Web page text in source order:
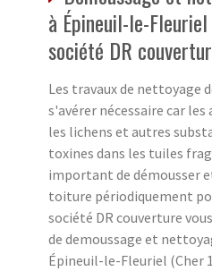
à Épineuil-le-
société DR
Les travaux de nettoyage
s'avérer nécessaire car les
les lichens et autres
toxines dans les tuiles
important de démousser
toiture périodiquement
société DR couverture
de demoussage et
Épineuil-le-Fleuriel (Cher